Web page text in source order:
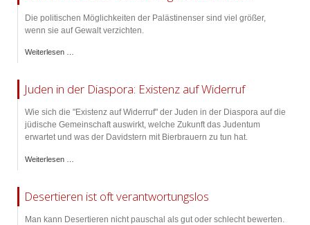
Die politischen Möglichkeiten der Palästinenser sind viel größer,
wenn sie auf Gewalt verzichten.
Weiterlesen …
Juden in der Diaspora: Existenz auf Widerruf
Wie sich die "Existenz auf Widerruf" der Juden in der Diaspora auf die
jüdische Gemeinschaft auswirkt, welche Zukunft das Judentum
erwartet und was der Davidstern mit Bierbrauern zu tun hat.
Weiterlesen …
Desertieren ist oft verantwortungslos
Man kann Desertieren nicht pauschal als gut oder schlecht bewerten.